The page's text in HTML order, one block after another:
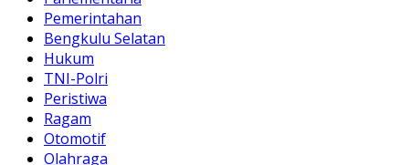
Pemerintahan
Bengkulu Selatan
Hukum
TNI-Polri
Peristiwa
Ragam
Otomotif
Olahraga